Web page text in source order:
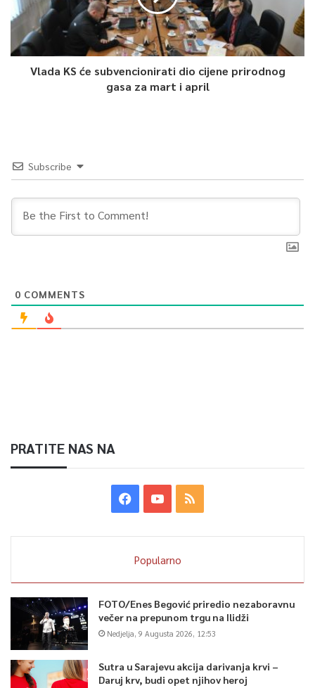
Vlada KS će subvencionirati dio cijene prirodnog
gasa za mart i april
Subscribe
0 COMMENTS
PRATITE NAS NA
Popularno
FOTO/Enes Begović priredio nezaboravnu
večer na prepunom trgu na Ilidži
Nedjelja, 9 Augusta 2026, 12:53
Sutra u Sarajevu akcija darivanja krvi –
Daruj krv, budi opet njihov heroj